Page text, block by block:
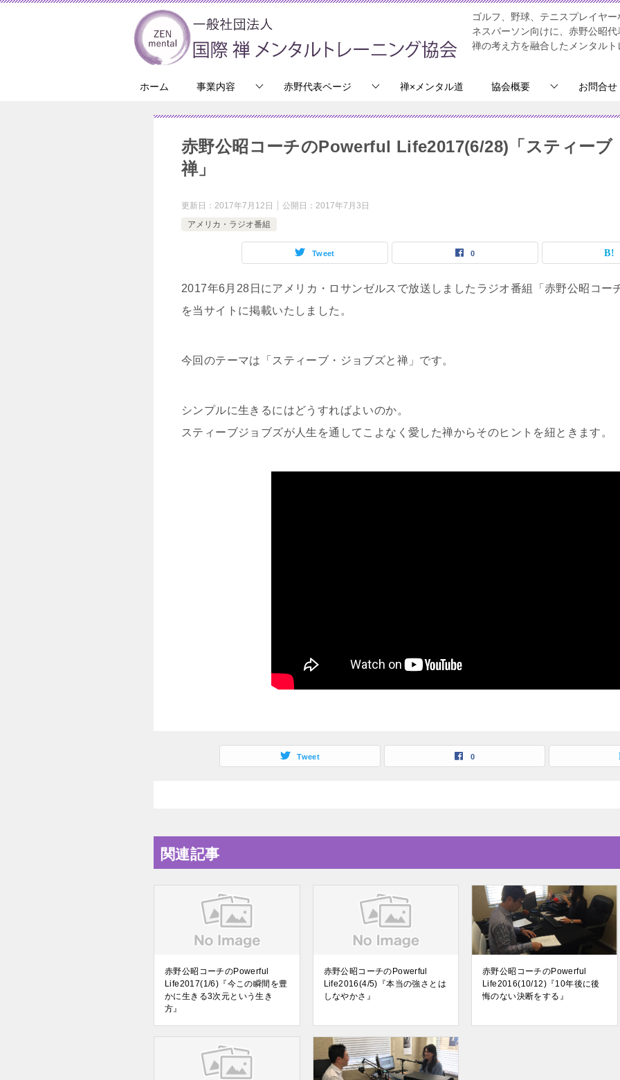
ゴルフ、野球、テニスプレイヤ
ネスパーソン向けに、赤野公昭
禅の考え方を融合したメンタル
ホーム 事業内容 赤野代表ページ 禅×メンタル道 協会概要 お問合せ
赤野公昭コーチのPowerful Life2017(6/28)「スティーブ
禅」
更新日： 2017年7月12日 公開日： 2017年7月3日
アメリカ・ラジオ番組
Tweet 0
2017年6月28日にアメリカ・ロサンゼルスで放送しましたラジオ番組「赤野公昭コー
を当サイトに掲載いたしました。
今回のテーマは「スティーブ・ジョブズと禅」です。
シンプルに生きるにはどうすればよいのか。
スティーブジョブズが人生を通してこよなく愛した禅からそのヒントを紐ときます。
Tweet 0
関連記事
赤野公昭コーチのPowerful
Life2017(1/6)『今この瞬間を豊
かに生きる3次元という生き
方』
赤野公昭コーチのPowerful
Life2016(4/5)『本当の強さとは
しなやかさ』
赤野公昭コーチのPowerful
Life2016(10/12)『10年後に後
悔のない決断をする』